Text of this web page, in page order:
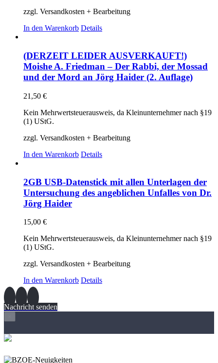
zzgl. Versandkosten + Bearbeitung
In den Warenkorb Details
(DERZEIT LEIDER AUSVERKAUFT!)
Moishe A. Friedman – Der Rabbi, der Mossad
und der Mord an Jörg Haider (2. Auflage)
21,50 €
Kein Mehrwertsteuerausweis, da Kleinunternehmer nach §19
(1) UStG.
zzgl. Versandkosten + Bearbeitung
In den Warenkorb Details
2GB USB-Datenstick mit allen Unterlagen der
Untersuchung des angeblichen Unfalles von Dr.
Jörg Haider
15,00 €
Kein Mehrwertsteuerausweis, da Kleinunternehmer nach §19
(1) UStG.
zzgl. Versandkosten + Bearbeitung
In den Warenkorb Details
Nachricht senden